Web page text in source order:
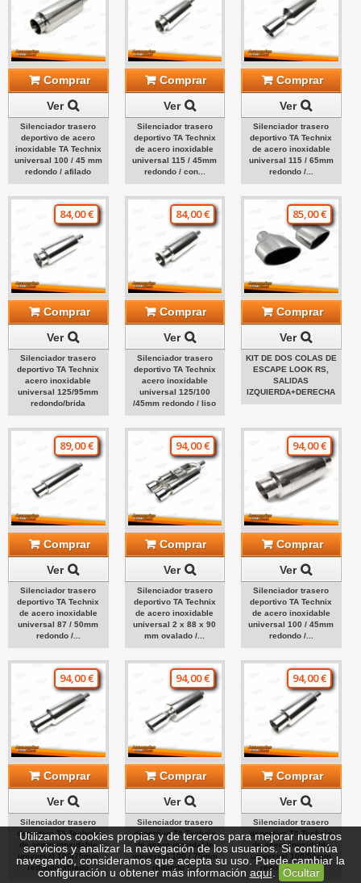
Comprar
Ver
Silenciador trasero
deportivo de acero
inoxidable TA Technix
universal 100 / 45 mm
redondo / afilado
Comprar
Ver
Silenciador trasero
deportivo TA Technix
de acero inoxidable
universal 115 / 45mm
redondo / con...
Comprar
Ver
Silenciador trasero
deportivo TA Technix
de acero inoxidable
universal 115 / 65mm
redondo /...
84,00 €
Comprar
Ver
Silenciador trasero
deportivo TA Technix
acero inoxidable
universal 125/95mm
redondo/brida
84,00 €
Comprar
Ver
Silenciador trasero
deportivo TA Technix
acero inoxidable
universal 125/100
/45mm redondo / liso
85,00 €
Comprar
Ver
KIT DE DOS COLAS DE
ESCAPE LOOK RS,
SALIDAS
IZQUIERDA+DERECHA
89,00 €
Comprar
Ver
Silenciador trasero
deportivo TA Technix
de acero inoxidable
universal 87 / 50mm
redondo /...
94,00 €
Comprar
Ver
Silenciador trasero
deportivo TA Technix
de acero inoxidable
universal 2 x 88 x 90
mm ovalado /...
94,00 €
Comprar
Ver
Silenciador trasero
deportivo TA Technix
de acero inoxidable
universal 100 / 45mm
redondo /...
94,00 €
Comprar
Ver
Silenciador trasero
deportivo TA Technix
de acero inoxidable
universal 100/75mm
redondo/afilado
94,00 €
Comprar
Ver
Silenciador trasero
deportivo TA Technix
de acero inoxidable
universal 100 / 75mm
redondo /...
94,00 €
Comprar
Ver
Silenciador trasero
deportivo TA Technix
de acero inoxidable
universal 100/50mm
redondo/afilado
Utilizamos cookies propias y de terceros para mejorar nuestros
servicios y analizar la navegación de los usuarios. Si continúa
navegando, consideramos que acepta su uso. Puede cambiar la
configuración u obtener más información aquí. Ocultar